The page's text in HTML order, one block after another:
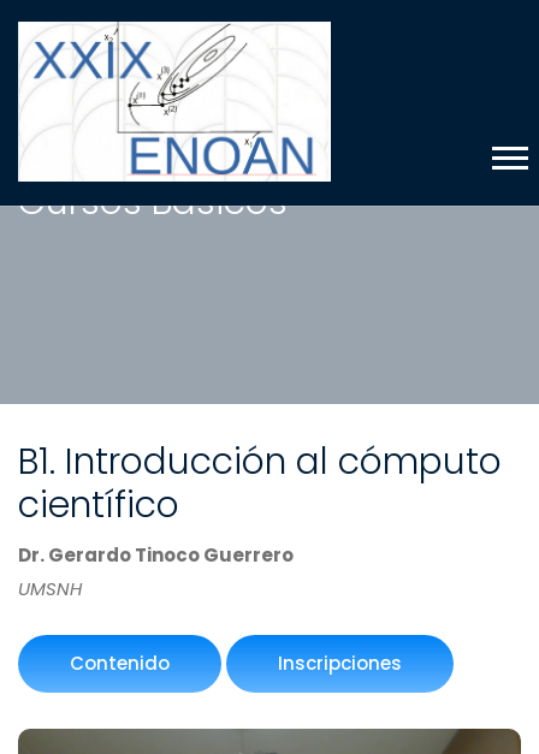
Cursos Básicos
B1. Introducción al cómputo
científico
Dr. Gerardo Tinoco Guerrero
UMSNH
Contenido Inscripciones